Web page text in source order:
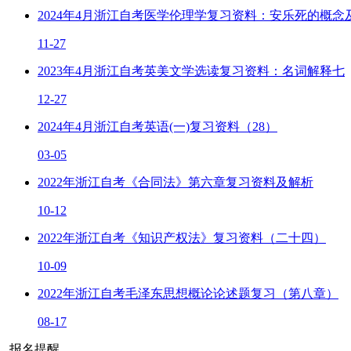
2024年4月浙江自考医学伦理学复习资料：安乐死的概念
11-27
2023年4月浙江自考英美文学选读复习资料：名词解释七
12-27
2024年4月浙江自考英语(一)复习资料（28）
03-05
2022年浙江自考《合同法》第六章复习资料及解析
10-12
2022年浙江自考《知识产权法》复习资料（二十四）
10-09
2022年浙江自考毛泽东思想概论论述题复习（第八章）
08-17